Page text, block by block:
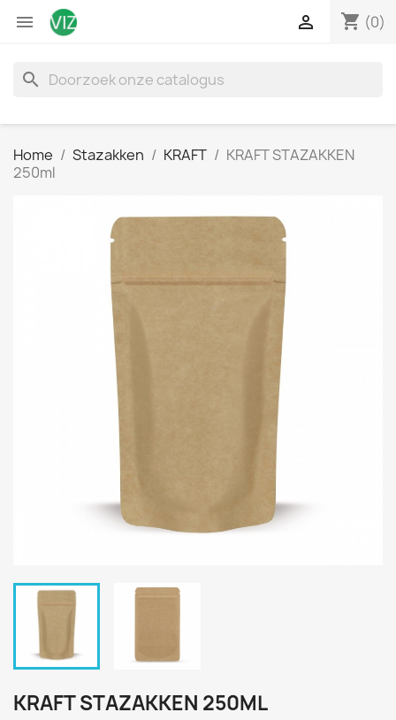
 shopping_cart (0)

search
Home Stazakken KRAFT
KRAFT STAZAKKEN
250ml
KRAFT STAZAKKEN 250ML